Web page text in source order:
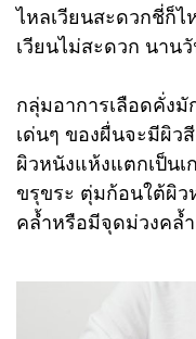
ไหลเวียนสะดวกชี่ก็
เวียนไม่สะดวก นาน
กลุ่มอาการเลือดคั่ง
เด่นๆ ของผื่นจะมีผิว
ผิวหนังแห้งแตกเป็น
ขรุขระ ตุ่มก้อนใต้ผิว
คล้ำหรือมีจุดม่วงคล้